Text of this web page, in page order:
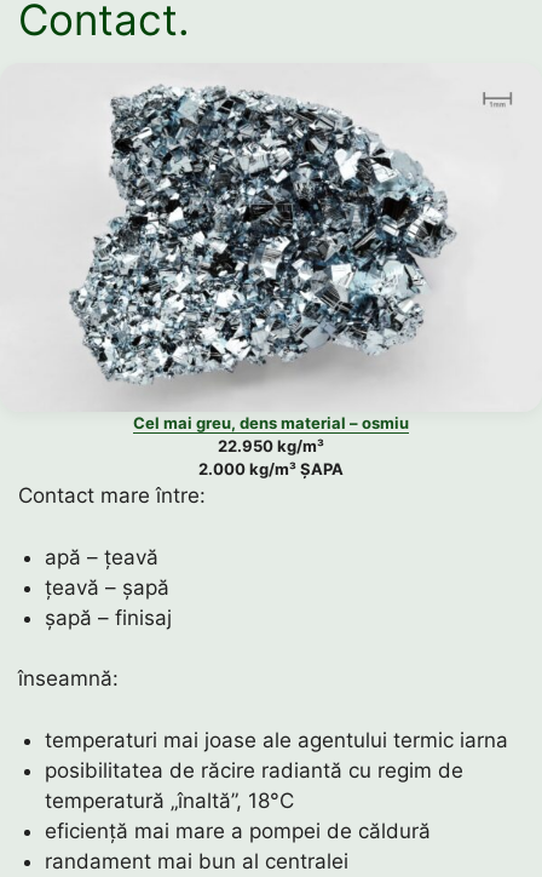
Contact.
Cel mai greu, dens material – osmiu
22.950 kg/m³
2.000 kg/m³ ȘAPA
Contact mare între:
apă – țeavă
țeavă – șapă
șapă – finisaj
înseamnă:
temperaturi mai joase ale agentului termic iarna
posibilitatea de răcire radiantă cu regim de
temperatură „înaltă”, 18°C
eficiență mai mare a pompei de căldură
randament mai bun al centralei